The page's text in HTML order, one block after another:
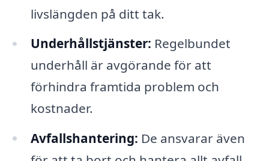
livslängden på ditt tak.
Underhållstjänster: Regelbundet
underhåll är avgörande för att
förhindra framtida problem och
kostnader.
Avfallshantering: De ansvarar även